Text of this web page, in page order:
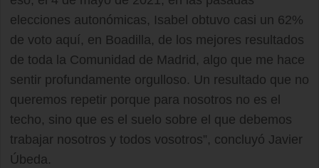
elecciones autonómicas, Isabel obtuvo casi un 62%
de voto aquí, en Boadilla, de los mejores resultados
de toda la Comunidad de Madrid, algo que me hace
sentir profundamente orgulloso. Un resultado que no
queremos repetir porque para nosotros no es el
techo, sino que es el suelo sobre el que debemos
trabajar nosotros y todos vosotros”, concluyó Javier
Úbeda.